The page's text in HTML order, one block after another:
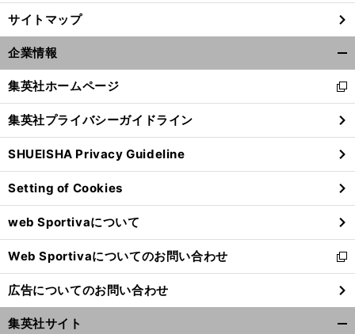
サイトマップ
企業情報
閉
る
集英社ホームページ
新
し
い
ウ
ィ
ン
ド
ウ
で
開
く
集英社プライバシーガイドライン
SHUEISHA Privacy Guideline
Setting of Cookies
web Sportivaについて
Web Sportivaについてのお問い合わせ
新
し
い
ウ
ィ
広告についてのお問い合わせ
集英社サイト